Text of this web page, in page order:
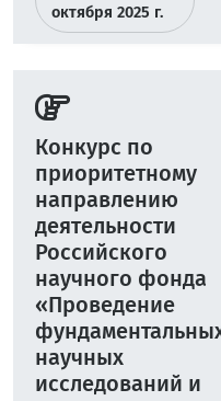
октября 2025 г.
Конкурс по
приоритетному
направлению
деятельности
Российского
научного фонда
«Проведение
научных
исследований и